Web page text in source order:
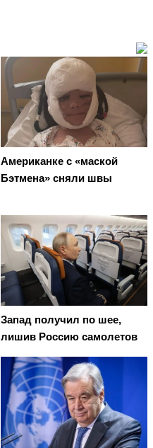
Американке с «маской
Бэтмена» сняли швы
Запад получил по шее,
лишив Россию самолетов